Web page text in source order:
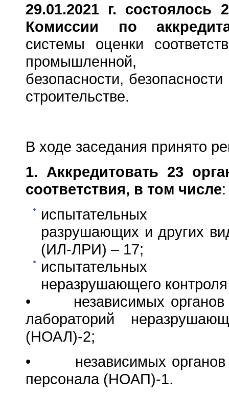
29.01.2021 г. состоялось
Комиссии по
системы оценки
промышленной,
безопасности, безопасности
строительстве.
В ходе заседания принято
1. Аккредитовать 23
соответствия, в том числе:
испытательных
разрушающих и других
(ИЛ-ЛРИ) – 17;
испытательных
неразрушающего
• независимых органов
лабораторий
(НОАЛ)-2;
• независимых органов
персонала (НОАП)-1.